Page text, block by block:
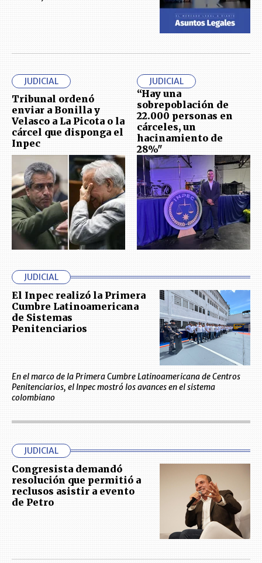
JUDICIAL
Tribunal ordenó
enviar a Bonilla y
Velasco a La Picota o la
cárcel que disponga el
Inpec
JUDICIAL
“Hay una
sobrepoblación de
22.000 personas en
cárceles, un
hacinamiento de
28%"
JUDICIAL
El Inpec realizó la Primera
Cumbre Latinoamericana
de Sistemas
Penitenciarios
En el marco de la Primera Cumbre Latinoamericana de Centros
Penitenciarios, el Inpec mostró los avances en el sistema
colombiano
JUDICIAL
Congresista demandó
resolución que permitió a
reclusos asistir a evento
de Petro